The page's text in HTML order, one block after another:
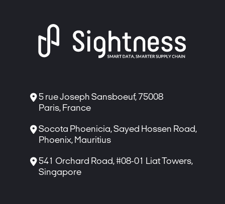
 5 rue Joseph Sansboeuf, 75008
Paris, France
Socota Phoenicia, Sayed Hossen Road,
Phoenix, Mauritius
 541 Orchard Road, #08-01 Liat Towers,
Singapore